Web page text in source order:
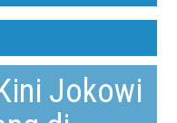
Jokowi